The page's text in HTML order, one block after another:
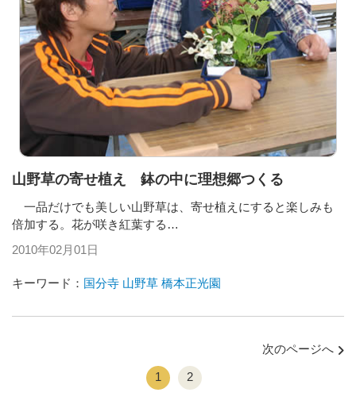
山野草の寄せ植え 鉢の中に理想郷つくる
一品だけでも美しい山野草は、寄せ植えにすると楽しみも
倍加する。花が咲き紅葉する…
2010年02月01日
キーワード： 国分寺 山野草 橋本正光園
1 2
次のページへ